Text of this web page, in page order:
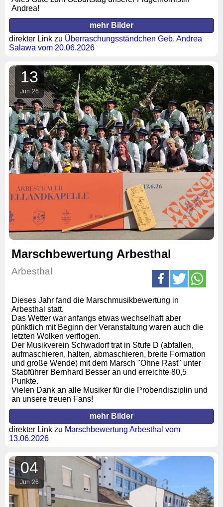
Andrea!
mehr Bilder
direkter Link zu Überraschungsständchen Geb. Andrea
Salawa vom 20.06.2026
13
Jun 26
Marschbewertung Arbesthal
Arbesthal
Dieses Jahr fand die Marschmusikbewertung in
Arbesthal statt.
Das Wetter war anfangs etwas wechselhaft aber
pünktlich mit Beginn der Veranstaltung waren auch die
letzten Wolken verflogen.
Der Musikverein Schwadorf trat in Stufe D (abfallen,
aufmaschieren, halten, abmaschieren, breite Formation
und große Wende) mit dem Marsch "Ohne Rast" unter
Stabführer Bernhard Besser an und erreichte 80,5
Punkte.
Vielen Dank an alle Musiker für die Probendisziplin und
an unsere treuen Fans!
mehr Bilder
direkter Link zu Marschbewertung Arbesthal vom
13.06.2026
04
Jun 26